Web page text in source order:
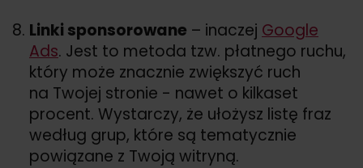
Linki sponsorowane – inaczej Google
Ads. Jest to metoda tzw. płatnego ruchu,
który może znacznie zwiększyć ruch
na Twojej stronie - nawet o kilkaset
procent. Wystarczy, że ułożysz listę fraz
według grup, które są tematycznie
powiązane z Twoją witryną.